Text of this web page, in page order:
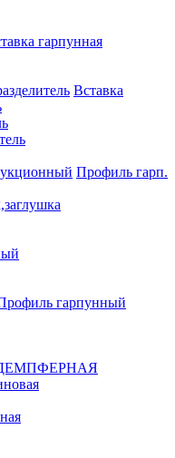
гарпунная
Вставка
Профиль гарп.
гарпунный